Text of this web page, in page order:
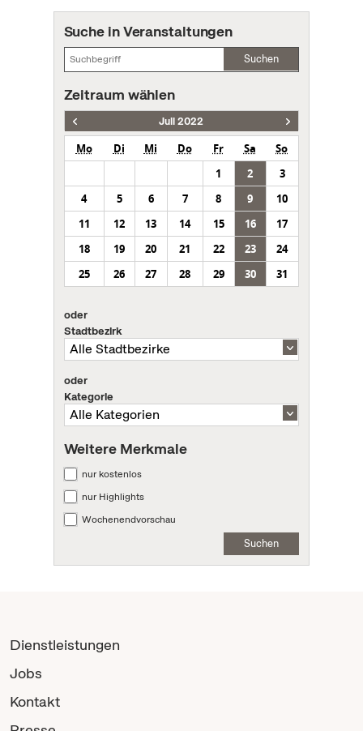
Suche in Veranstaltungen
Suchen
Zeitraum wählen
Juli 2022
Mo Di Mi Do Fr Sa
So
1
2
3
4
5 6 7 8 9
10
11
12 13 14 15 16
17
18
19 20 21 22 23
24
25
26 27 28 29 30 31
oder
Stadtbezirk
oder
Kategorie
Weitere Merkmale
nur kostenlos
nur Highlights
Wochenendvorschau
Suchen
Dienstleistungen
Jobs
Kontakt